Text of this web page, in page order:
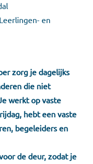
en
zorg je dagelijks
die niet
werkt op vaste
hebt een vaste
begeleiders en
de deur, zodat je